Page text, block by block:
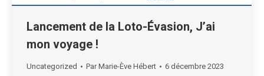
Lancement de la Loto-Évasion, J’ai
mon voyage !
Uncategorized ParMarie-Ève Hébert 6 décembre 2023